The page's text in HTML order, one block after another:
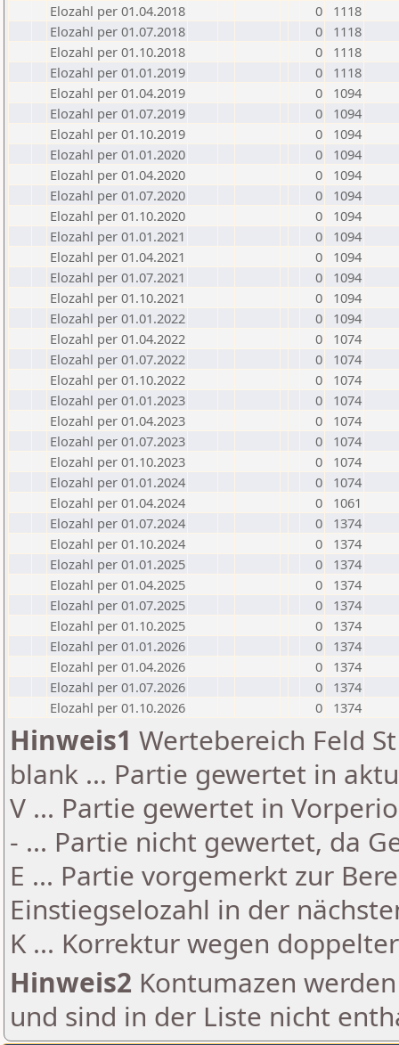
Elozahl per 01.04.2018
0
1118
Elozahl per 01.07.2018
0
1118
Elozahl per 01.10.2018
0
1118
Elozahl per 01.01.2019
0
1118
Elozahl per 01.04.2019
0
1094
Elozahl per 01.07.2019
0
1094
Elozahl per 01.10.2019
0
1094
Elozahl per 01.01.2020
0
1094
Elozahl per 01.04.2020
0
1094
Elozahl per 01.07.2020
0
1094
Elozahl per 01.10.2020
0
1094
Elozahl per 01.01.2021
0
1094
Elozahl per 01.04.2021
0
1094
Elozahl per 01.07.2021
0
1094
Elozahl per 01.10.2021
0
1094
Elozahl per 01.01.2022
0
1094
Elozahl per 01.04.2022
0
1074
Elozahl per 01.07.2022
0
1074
Elozahl per 01.10.2022
0
1074
Elozahl per 01.01.2023
0
1074
Elozahl per 01.04.2023
0
1074
Elozahl per 01.07.2023
0
1074
Elozahl per 01.10.2023
0
1074
Elozahl per 01.01.2024
0
1074
Elozahl per 01.04.2024
0
1061
Elozahl per 01.07.2024
0
1374
Elozahl per 01.10.2024
0
1374
Elozahl per 01.01.2025
0
1374
Elozahl per 01.04.2025
0
1374
Elozahl per 01.07.2025
0
1374
Elozahl per 01.10.2025
0
1374
Elozahl per 01.01.2026
0
1374
Elozahl per 01.04.2026
0
1374
Elozahl per 01.07.2026
0
1374
Elozahl per 01.10.2026
0 1374
Hinweis1 Wertebereich Feld
blank ... Partie gewertet in
V ... Partie gewertet in
- ... Partie nicht gewertet, da
E ... Partie vorgemerkt zur
Einstiegselozahl in der
K ... Korrektur wegen
Hinweis2 Kontumazen
und sind in der Liste nicht